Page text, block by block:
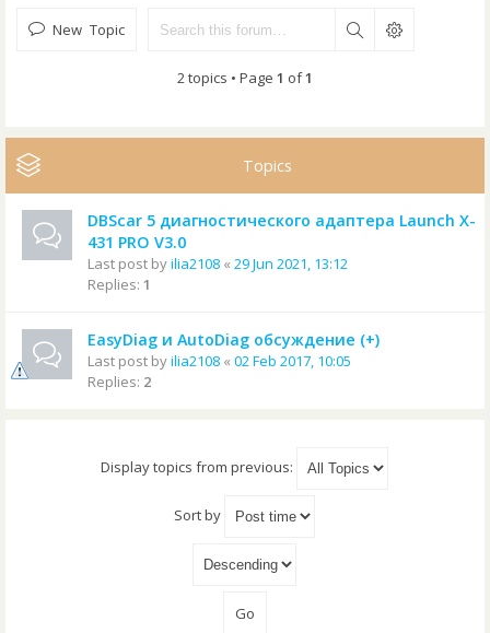
New Topic
2 topics • Page 1 of1
Topics
DBScar 5 диагностического адаптера Launch X-
431 PRO V3.0
Last post byilia2108 « 29 Jun 2021, 13:12
Replies: 1
EasyDiag и AutoDiag обсуждение (+)
Last post byilia2108 « 02 Feb 2017, 10:05
Replies: 2
Display topics from previous:
Sort by